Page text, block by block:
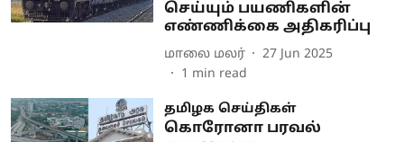
செய்யும் பயணிகளின்
எண்ணிக்கை அதிகரிப்பு
மாலை மலர்
27 Jun 2025
1 min read
தமிழக செய்திகள்
கொரோனா பரவல்